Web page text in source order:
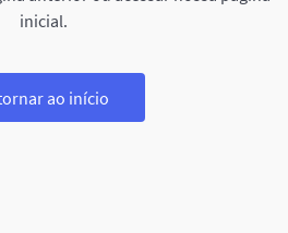
inicial.
ao início